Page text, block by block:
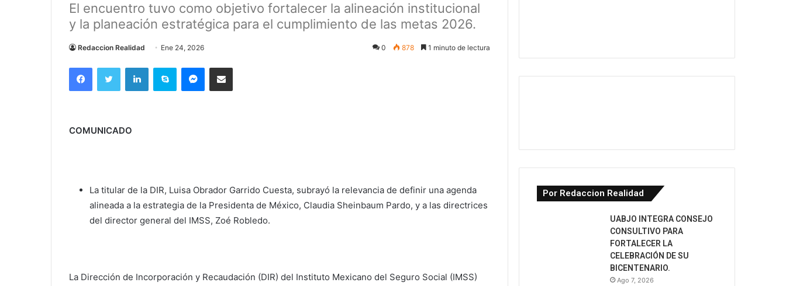
El encuentro tuvo como objetivo fortalecer la alineación institucional
y la planeación estratégica para el cumplimiento de las metas 2026.
Redaccion Realidad Ene 24, 2026 0 878 1 minuto de lectura
FacebookTwitter LinkedInSkype MessengerCompartir via correo electrónico
COMUNICADO
La titular de la DIR, Luisa Obrador Garrido Cuesta, subrayó la relevancia de definir una agenda
alineada a la estrategia de la Presidenta de México, Claudia Sheinbaum Pardo, y a las directrices
del director general del IMSS, Zoé Robledo.
La Dirección de Incorporación y Recaudación (DIR) del Instituto Mexicano del Seguro Social (IMSS)
Por Redaccion Realidad
UABJO INTEGRA CONSEJO
CONSULTIVO PARA
FORTALECER LA
CELEBRACIÓN DE SU
BICENTENARIO.
Ago 7, 2026